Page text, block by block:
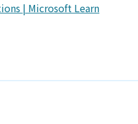
| Microsoft Learn